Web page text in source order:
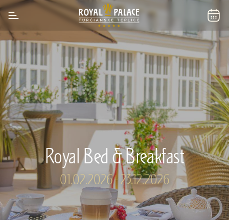
Royal Bed & Breakfast
01.02.2026 - 23.12.2026